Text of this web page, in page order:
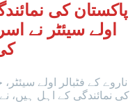
پاکستان کی
اولے سیئٹر نے
ناروے کے فٹبالر اولے
کی نمائندگی کے اہل ہیں،